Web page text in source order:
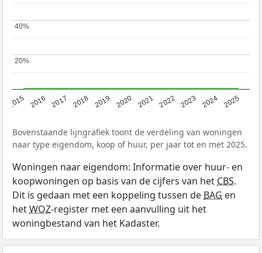
2015 2016 2017 2018 2019 2020 2021 2022 2023 2024 2025
20%
20%
40%
40%
Bovenstaande lijngrafiek toont de verdeling van woningen
naar type eigendom, koop of huur, per jaar tot en met 2025.
Woningen naar eigendom: Informatie over huur- en
koopwoningen op basis van de cijfers van het CBS.
Dit is gedaan met een koppeling tussen de BAG en
hetWOZ-register met een aanvulling uit het
woningbestand van het Kadaster.